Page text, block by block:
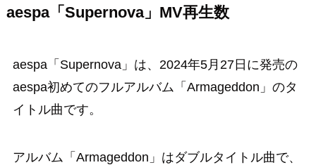
aespa「Supernova」MV再生数
aespa「Supernova」は、2024年5月27日に発売の
aespa初めてのフルアルバム「Armageddon」のタ
イトル曲です。
アルバム「Armageddon」はダブルタイトル曲で、